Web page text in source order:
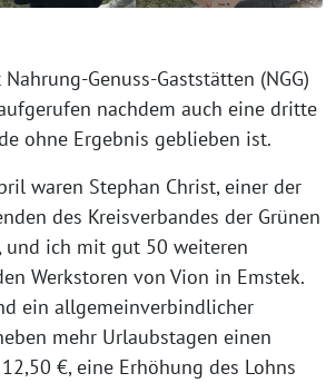
Genuss-Gaststätten (NGG)
nachdem auch eine dritte
ohne Ergebnis geblieben ist.
waren Stephan Christ, einer der
des Kreisverbandes der Grünen
und ich mit gut 50 weiteren
Werkstoren von Vion in Emstek.
ein allgemeinverbindlicher
mehr Urlaubstagen einen
€, eine Erhöhung des Lohns